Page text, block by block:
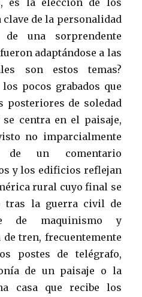
clave de la personalidad
una sorprendente
adaptándose a las
son estos temas?
pocos grabados que
posteriores de soledad
centra en el paisaje,
no imparcialmente
de un comentario
y los edificios reflejan
rural cuyo final se
tras la guerra civil de
de maquinismo y
tren, frecuentemente
postes de telégrafo,
de un paisaje o la
casa que recibe los